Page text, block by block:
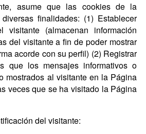
asume que las cookies de la
finalidades: (1) Establecer
visitante (almacenan información
del visitante a fin de poder mostrar
acorde con su perfil) (2) Registrar
que los mensajes informativos o
mostrados al visitante en la Página
veces que se ha visitado la Página
del visitante: